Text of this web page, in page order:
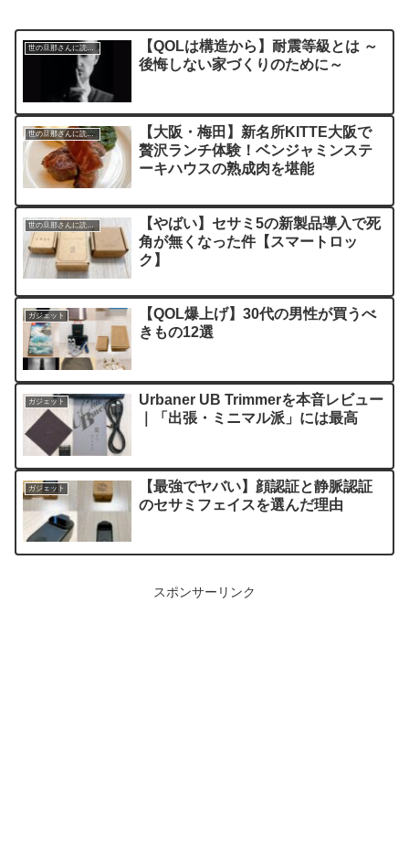
世の旦那さんに読んでほしい記事
【QOLは構造から】耐震等級とは ～
後悔しない家づくりのために～
世の旦那さんに読んでほしい記事
【大阪・梅田】新名所KITTE大阪で
贅沢ランチ体験！ベンジャミンステ
ーキハウスの熟成肉を堪能
世の旦那さんに読んでほしい記事
【やばい】セサミ5の新製品導入で死
角が無くなった件【スマートロッ
ク】
ガジェット
【QOL爆上げ】30代の男性が買うべ
きもの12選
ガジェット
Urbaner UB Trimmerを本音レビュー
｜「出張・ミニマル派」には最高
ガジェット
【最強でヤバい】顔認証と静脈認証
のセサミフェイスを選んだ理由
スポンサーリンク